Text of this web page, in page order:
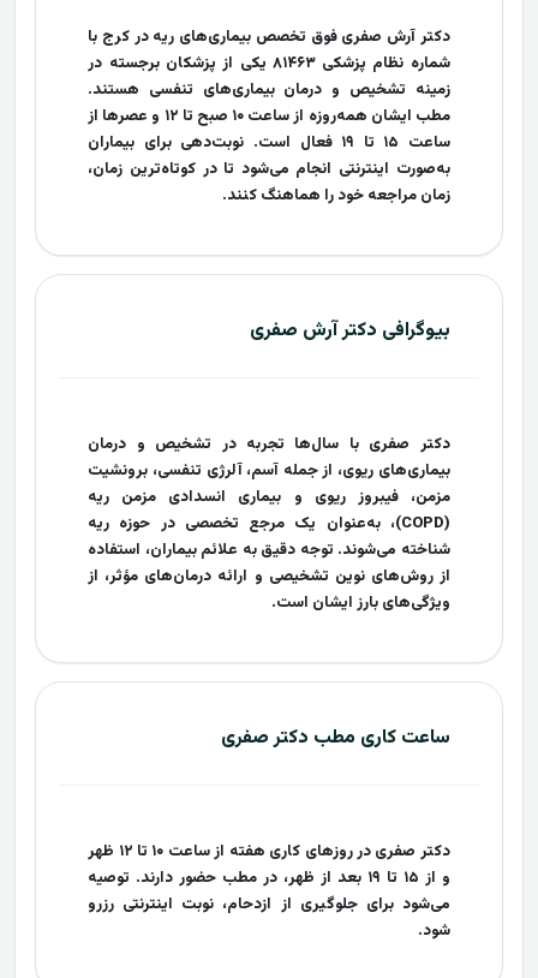
دکتر آرش صفری فوق تخصص بیماری‌های ریه در کرج با
شماره نظام پزشکی ۸۱۴۶۳ یکی از پزشکان برجسته در
زمینه تشخیص و درمان بیماری‌های تنفسی هستند.
مطب ایشان همه‌روزه از ساعت ۱۰ صبح تا ۱۲ و عصرها از
ساعت ۱۵ تا ۱۹ فعال است. نوبت‌دهی برای بیماران
به‌صورت اینترنتی انجام می‌شود تا در کوتاه‌ترین زمان،
زمان مراجعه خود را هماهنگ کنند.
بیوگرافی دکتر آرش صفری
دکتر صفری با سال‌ها تجربه در تشخیص و درمان
بیماری‌های ریوی، از جمله آسم، آلرژی تنفسی، برونشیت
مزمن، فیبروز ریوی و بیماری انسدادی مزمن ریه
(COPD)، به‌عنوان یک مرجع تخصصی در حوزه ریه
شناخته می‌شوند. توجه دقیق به علائم بیماران، استفاده
از روش‌های نوین تشخیصی و ارائه درمان‌های مؤثر، از
ویژگی‌های بارز ایشان است.
ساعت کاری مطب دکتر صفری
دکتر صفری در روزهای کاری هفته از ساعت ۱۰ تا ۱۲ ظهر
و از ۱۵ تا ۱۹ بعد از ظهر، در مطب حضور دارند. توصیه
می‌شود برای جلوگیری از ازدحام، نوبت اینترنتی رزرو
شود.